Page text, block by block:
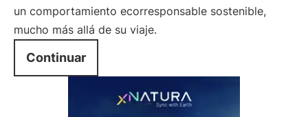
un comportamiento ecorresponsable sostenible,
mucho más allá de su viaje.
Continuar